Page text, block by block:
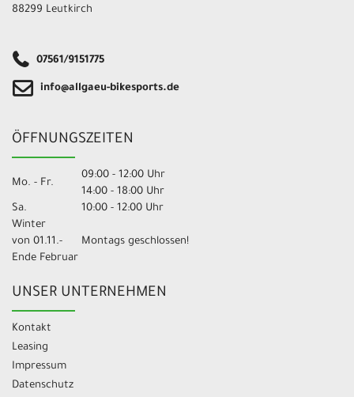
88299 Leutkirch
07561/9151775
info@allgaeu-bikesports.de
ÖFFNUNGSZEITEN
Mo. - Fr.
09:00 - 12:00 Uhr
14:00 - 18:00 Uhr
Sa.
10:00 - 12:00 Uhr
Winter
von 01.11.-
Ende Februar
Montags geschlossen!
UNSER UNTERNEHMEN
Kontakt
Leasing
Impressum
Datenschutz